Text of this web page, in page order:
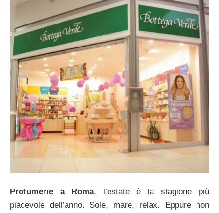
Profumerie a Roma, l’estate è la stagione più
piacevole dell’anno. Sole, mare, relax. Eppure non